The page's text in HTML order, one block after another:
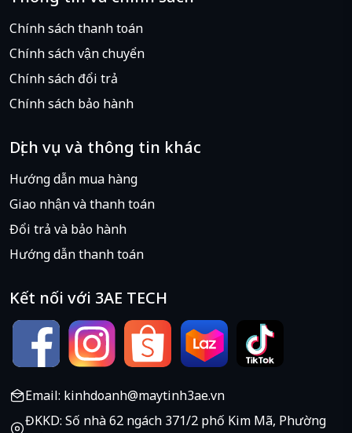
máy chủ doanh nghiệp vừa và nhỏ. Giữ cho hệ thống
truy cập được bảo vệ tốt hơn, an toàn hơn nhờ hỗ trợ
ram ECC chống lỗi.
Sở hữu công nghệ Intel® Turbo Boost 2.0 tăng tốc
hiệu suất xử lý và đồ hoạ cho các tác vụ nặng, tự động
cho phép nhân CPU xử lý chạy nhanh hơn
Chính sách thanh toán
Chính sách vận chuyển
Chính sách đổi trả
Chính sách bảo hành
Dịch vụ và thông tin khác
Hướng dẫn mua hàng
Giao nhận và thanh toán
Đổi trả và bảo hành
Hướng dẫn thanh toán
Kết nối với 3AE TECH
Email: kinhdoanh@maytinh3ae.vn
ĐKKD: Số nhà 62 ngách 371/2 phố Kim Mã, Phường